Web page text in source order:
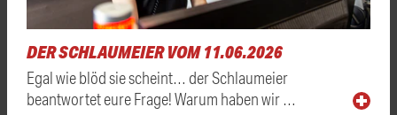
DER SCHLAUMEIER VOM 11.06.2026
Egal wie blöd sie scheint… der Schlaumeier
beantwortet eure Frage! Warum haben wir …